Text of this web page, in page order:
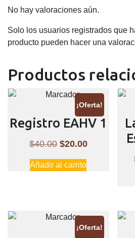
No hay valoraciones aún.
Solo los usuarios registrados que
producto pueden hacer una
Productos
¡Oferta!
Registro EAHV 1
$40.00 El
precio
original
$20.00El
Añadir al carrito
¡Oferta!